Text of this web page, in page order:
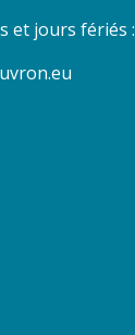
et jours fériés :